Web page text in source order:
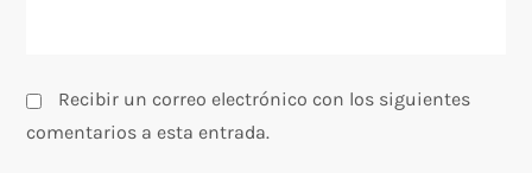
s
Recibir un correo electrónico con los siguientes
comentarios a esta entrada.